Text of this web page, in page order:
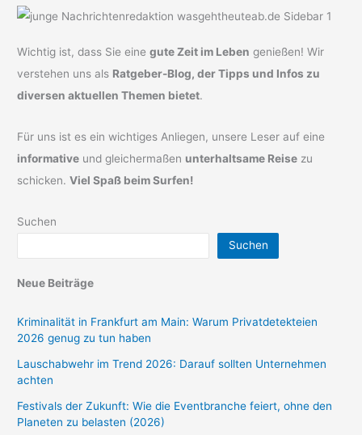
Wichtig ist, dass Sie einegute Zeit im Leben genießen! Wir
verstehen uns als Ratgeber-Blog, der Tipps und Infos zu
diversen aktuellen Themen bietet.
Für uns ist es ein wichtiges Anliegen, unsere Leser auf eine
informative und gleichermaßen unterhaltsame Reise zu
schicken.Viel Spaß beim Surfen!
Suchen
Suchen
Neue Beiträge
Kriminalität in Frankfurt am Main: Warum Privatdetekteien
2026 genug zu tun haben
Lauschabwehr im Trend 2026: Darauf sollten Unternehmen
achten
Festivals der Zukunft: Wie die Eventbranche feiert, ohne den
Planeten zu belasten (2026)